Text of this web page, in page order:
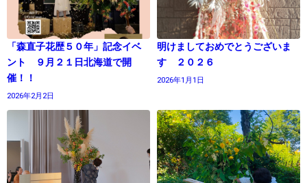
「森直子花歴５０年」記念イベ
ント ９月２１日北海道で開
催！！
2026年2月2日
明けましておめでとうございま
す ２０２６
2026年1月1日